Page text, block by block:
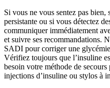
Si vous ne vous sentez pas
persistante ou si vous détectez
communiquer immédiatement
et suivre ses recommandations.
SADI pour corriger une
Vérifiez toujours que l’insuline
besoin votre méthode de
injections d’insuline ou stylos à